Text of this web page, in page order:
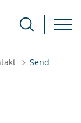
til
Send